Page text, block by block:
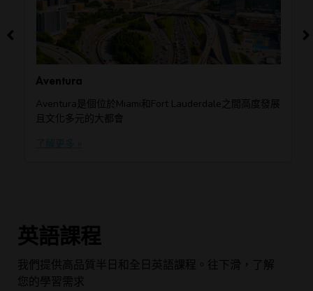
Aventura
Aventura是個位於Miami和Fort Lauderdale之間高度發展
且文化多元的大都會
英語課程
我們提供高品質半日和全日英語課程。往下滑，了解
您的學習需求